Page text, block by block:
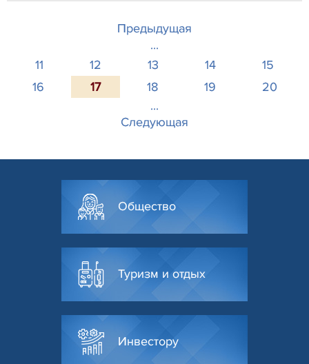
Предыдущая
...
11
12 13 14
15
16
17 18 19
20
...
Следующая
Общество
Туризм и отдых
Инвестору